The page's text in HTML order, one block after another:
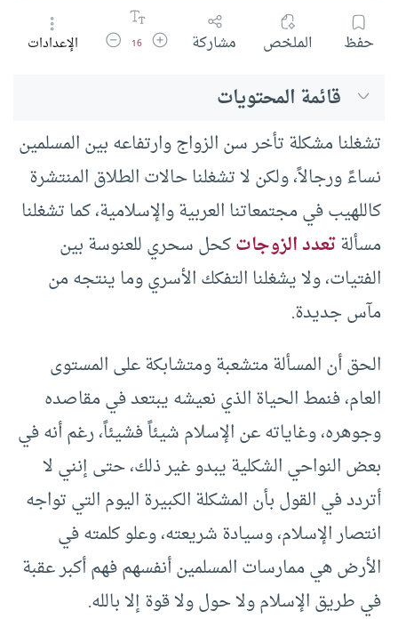
حفظ الملخص مشاركة زيادة حجم الخط
16 تقليل حجم الخط
الإعدادات
قائمة المحتويات
تشغلنا مشكلة تأخر سن الزواج وارتفاعه بين المسلمين
نساءً ورجالاً، ولكن لا تشغلنا حالات الطلاق المنتشرة
كاللهيب في مجتمعاتنا العربية والإسلامية، كما تشغلنا
مسألةتعدد الزوجاتكحل سحري للعنوسة بين
الفتيات، ولا يشغلنا التفكك الأسري وما ينتجه من
مآس جديدة.
الحق أن المسألة متشعبة ومتشابكة على المستوى
العام، فنمط الحياة الذي نعيشه يبتعد في مقاصده
وجوهره، وغاياته عن الإسلام شيئاً فشيئاً، رغم أنه في
بعض النواحي الشكلية يبدو غير ذلك، حتى إنني لا
أتردد في القول بأن المشكلة الكبيرة اليوم التي تواجه
انتصار الإسلام، وسيادة شريعته، وعلو كلمته في
الأرض هي ممارسات المسلمين أنفسهم فهم أكبر عقبة
في طريق الإسلام ولا حول ولا قوة إلا بالله.